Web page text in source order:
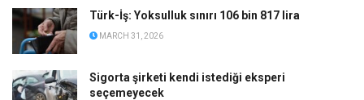
Türk-İş: Yoksulluk sınırı 106 bin 817 lira
MARCH 31, 2026
Sigorta şirketi kendi istediği eksperi
seçemeyecek